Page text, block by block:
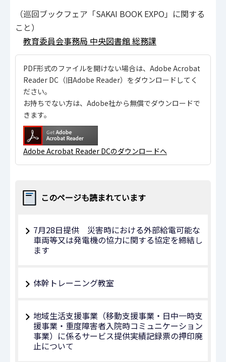
（巡回ブックフェア「SAKAI BOOK EXPO」に関する
こと）
教育委員会事務局 中央図書館 総務課
PDF形式のファイルを開けない場合は、Adobe Acrobat
Reader DC（旧Adobe Reader）をダウンロードしてく
ださい。
お持ちでない方は、Adobe社から無償でダウンロードで
きます。
Adobe Acrobat Reader DCのダウンロードへ
このページも読まれています
7月28日提供 災害時における外部給電可能な
車両等又は発電機の協力に関する協定を締結し
ます
体幹トレーニング教室
地域生活支援事業（移動支援事業・日中一時支
援事業・重度障害者入院時コミュニケーション
事業）に係るサービス提供実績記録票の押印廃
止について